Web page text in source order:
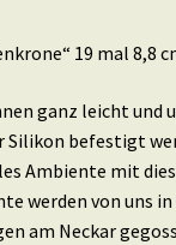
19 mal 8,8
ganz leicht
Silikon befestigt
Ambiente mit
werden von uns
am Neckar